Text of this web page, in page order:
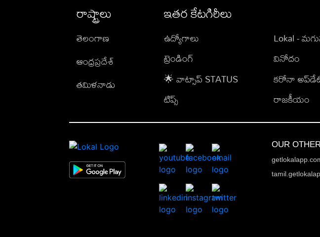
రాష్ట్రాలు
తెలంగాణ
ఆంధ్రప్రదేశ్
తమిళనాడు
ఇతర కేటగిరీలు
ఉద్యోగాలు
ట్రెండింగ్
🌟 వాట్సాప్ STATUS
టిప్స్
Lokal -
వినోదం
కరోనా
రాజకీయం
OUR